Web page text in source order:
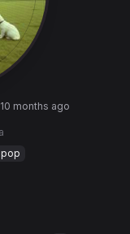
10 months ago